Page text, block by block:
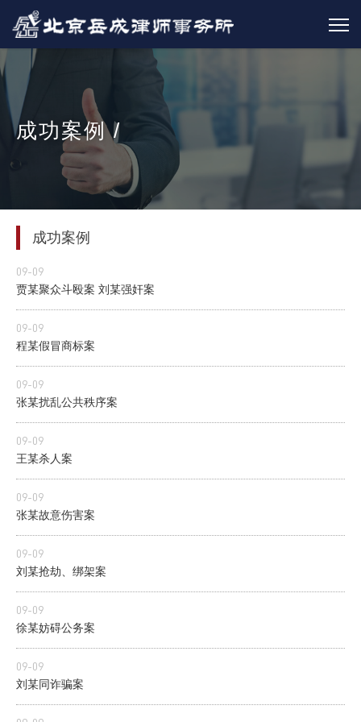
成功案例 /
成功案例
09-09
贾某聚众斗殴案 刘某强奸案
09-09
程某假冒商标案
09-09
张某扰乱公共秩序案
09-09
王某杀人案
09-09
张某故意伤害案
09-09
刘某抢劫、绑架案
09-09
徐某妨碍公务案
09-09
刘某同诈骗案